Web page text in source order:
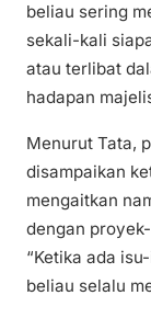
beliau sering
sekali-kali
atau terlibat
hadapan
Menurut Tata,
disampaikan
mengaitkan
dengan
“Ketika ada
beliau selalu